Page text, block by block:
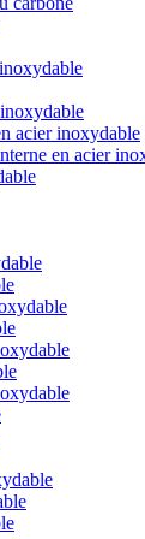
acier inoxydable
en acier